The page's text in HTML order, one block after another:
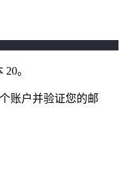
。
账户并验证您的邮